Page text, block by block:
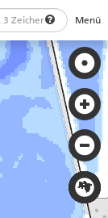
Menü
Schließen